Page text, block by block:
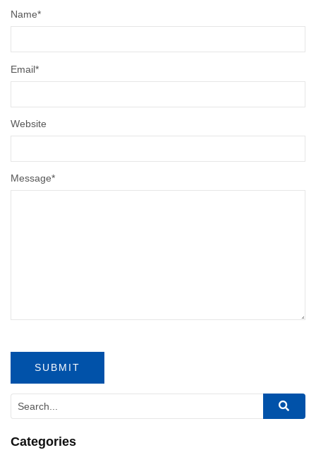
Message*
Name*
Email*
Website
Categories